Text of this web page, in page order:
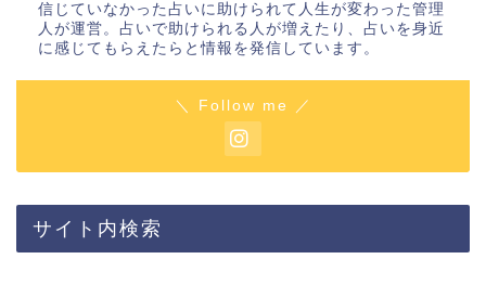
信じていなかった占いに助けられて人生が変わった管理
人が運営。占いで助けられる人が増えたり、占いを身近
に感じてもらえたらと情報を発信しています。
＼ Follow me ／
サイト内検索